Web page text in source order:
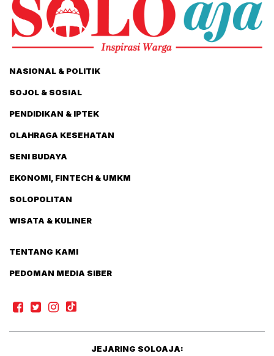
NASIONAL & POLITIK
SOJOL & SOSIAL
PENDIDIKAN & IPTEK
OLAHRAGA KESEHATAN
SENI BUDAYA
EKONOMI, FINTECH & UMKM
SOLOPOLITAN
WISATA & KULINER
TENTANG KAMI
PEDOMAN MEDIA SIBER
JEJARING SOLOAJA: